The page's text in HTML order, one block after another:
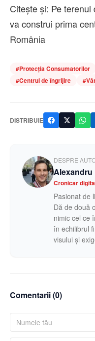
Citește și: Pe
va construi prima
România
#Protecţia Consumatorilor
#Centrul de îngrijire #
DISTRIBUIE
DESPRE
Alexandru
Cronicar
Pasionat de
Dă de două
nimic cel ce
în echilibrul
visului și
Comentarii (0)